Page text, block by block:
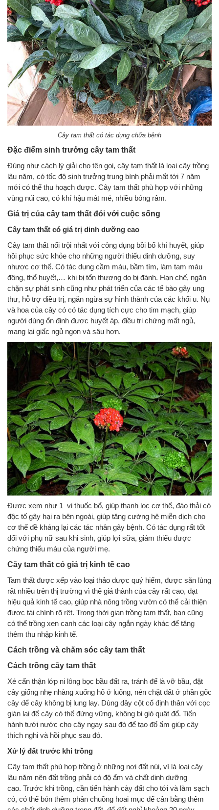
Cây tam thất có tác dụng chữa bệnh
Đặc điểm sinh trưởng cây tam thất
Đúng như cách lý giải cho tên gọi, cây tam thất là loại cây trồng
lâu năm, có tốc độ sinh trưởng trung bình phải mất tới 7 năm
mới có thể thu hoạch được. Cây tam thất phù hợp với những
vùng núi cao, có khí hậu mát mẻ, nhiều bóng râm.
Giá trị của cây tam thất đói với cuộc sống
Cây tam thất có giá trị dinh dưỡng cao
Cây tam thất nổi trội nhất với công dụng bồi bổ khí huyết, giúp
hồi phục sức khỏe cho những người thiếu dinh dưỡng, suy
nhược cơ thể. Có tác dụng cầm máu, bầm tím, làm tam máu
đông, thổ huyết,… khi bị tổn thương do bị đánh. Hạn chế, ngăn
chặn sự phát sinh cũng như phát triển của các tế bào gây ung
thư, hỗ trợ điều trị, ngăn ngừa sự hình thành của các khối u. Nụ
và hoa của cây có có tác dụng tích cực cho tim mạch, giúp
người dùng ổn định được huyết áp, điều trị chứng mất ngủ,
mang lại giấc ngủ ngon và sâu hơn.
Được xem như 1 vị thuốc bổ, giúp thanh lọc cơ thể, đào thải có
độc tố gây hại ra bên ngoài, giúp tăng cường hệ miễn dịch cho
cơ thể đề kháng lại các tác nhân gây bệnh. Có tác dụng rất tốt
đối với phụ nữ sau khi sinh, giúp lợi sữa, giảm thiểu được
chứng thiếu máu của người mẹ.
Cây tam thất có giá trị kinh tế cao
Tam thất được xếp vào loại thảo dược quý hiếm, được săn lùng
rất nhiều trên thị trường vì thế giá thành của cây rất cao, đạt
hiệu quả kinh tế cao, giúp nhà nông trồng vườn có thể cải thiện
được tài chính rõ rệt. Trong thời gian trồng tam thất, bạn cũng
có thể trồng xen canh các loại cây ngắn ngày khác để tăng
thêm thu nhập kinh tế.
Cách trồng và chăm sóc cây tam thất
Cách trồng cây tam thất
Xé cẩn thận lớp ni lông bọc bầu đất ra, tránh để là vỡ bầu, đặt
cây giống nhẹ nhàng xuống hố ở luống, nén chặt đất ở phần gốc
cây để cây không bị lung lay. Dùng dây cột cố định thân với cọc
giàn lại để cây có thể đứng vững, không bị gió quật đổ. Tiến
hành tưới nước cho cây ngay sau đó để tạo đổ ẩm giúp cây
thích nghi và hồi phục sau đó.
Xử lý đất trước khi trồng
Cây tam thất phù hợp trồng ở những nơi đất núi, vì là loại cây
lâu năm nên đất trồng phải có độ ẩm và chất dinh dưỡng
cao. Trước khi trồng, cần tiến hành cày đất cho tới và làm sạch
cỏ, có thể bón thêm phân chuồng hoai mục để cân bằng thêm